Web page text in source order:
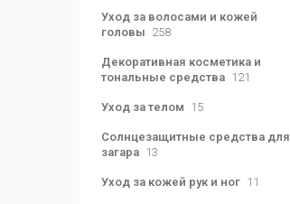
Уход за волосами и кожей
головы 258
Декоративная косметика и
тональные средства 121
Уход за телом 15
Солнцезащитные средства для
загара 13
Уход за кожей рук и ног 11